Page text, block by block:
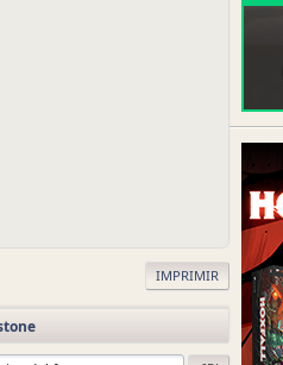
IMPRIMIR